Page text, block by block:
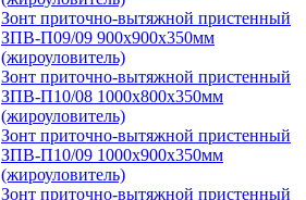
Зонт приточно-вытяжной пристенный
ЗПВ-П09/09 900х900х350мм
(жироуловитель)
Зонт приточно-вытяжной пристенный
ЗПВ-П10/08 1000х800х350мм
(жироуловитель)
Зонт приточно-вытяжной пристенный
ЗПВ-П10/09 1000х900х350мм
(жироуловитель)
Зонт приточно-вытяжной пристенный